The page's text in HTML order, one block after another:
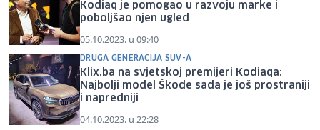
Kodiaq je pomogao u razvoju marke i
poboljšao njen ugled
05.10.2023. u 09:40
DRUGA GENERACIJA SUV-A
Klix.ba na svjetskoj premijeri Kodiaqa:
Najbolji model Škode sada je još prostraniji
i napredniji
04.10.2023. u 22:28